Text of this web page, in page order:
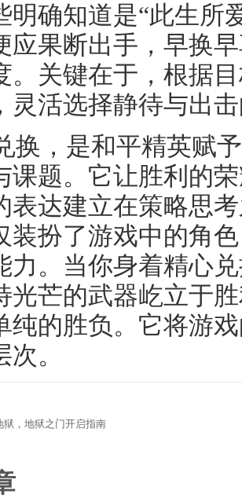
明确知道是“此生所
应果断出手，早换
。关键在于，根据
灵活选择静待与出
换，是和平精英赋
课题。它让胜利的
表达建立在策略思
装扮了游戏中的角
力。当你身着精心
光芒的武器屹立于
纯的胜负。它将游
。
狱，地狱之门开启指南